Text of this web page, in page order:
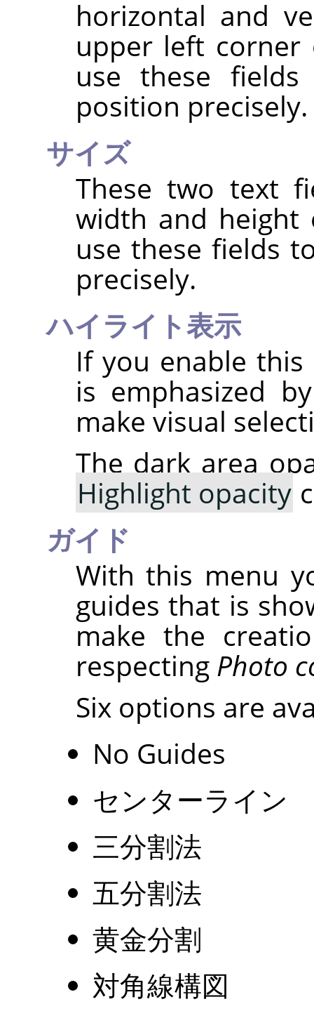
horizontal and
upper left corner
use these
position precisely.
サイズ
These two text
width and height
use these fields
precisely.
ハイライト表示
If you enable
is emphasized
make visual
The dark area
Highlight opacity
ガイド
With this menu
guides that is
make the
respecting Photo
Six options are
No Guides
センターライン
三分割法
五分割法
黄金分割
対角線構図